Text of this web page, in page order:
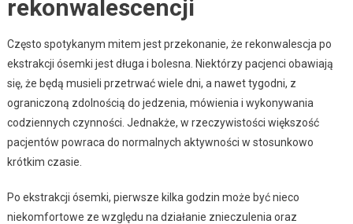
rekonwalescencji
Często spotykanym mitem jest przekonanie, że rekonwalescja po
ekstrakcji ósemki jest długa i bolesna. Niektórzy pacjenci obawiają
się, że będą musieli przetrwać wiele dni, a nawet tygodni, z
ograniczoną zdolnością do jedzenia, mówienia i wykonywania
codziennych czynności. Jednakże, w rzeczywistości większość
pacjentów powraca do normalnych aktywności w stosunkowo
krótkim czasie.
Po ekstrakcji ósemki, pierwsze kilka godzin może być nieco
niekomfortowe ze względu na działanie znieczulenia oraz